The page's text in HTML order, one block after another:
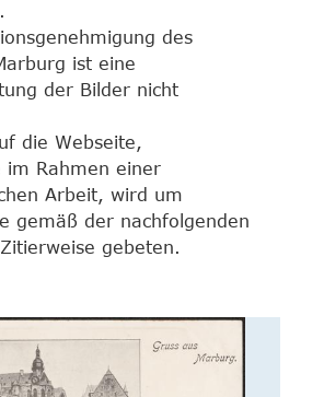
.
des
ist eine
der Bilder nicht
die Webseite,
im Rahmen einer
Arbeit, wird um
gemäß der nachfolgenden
gebeten.